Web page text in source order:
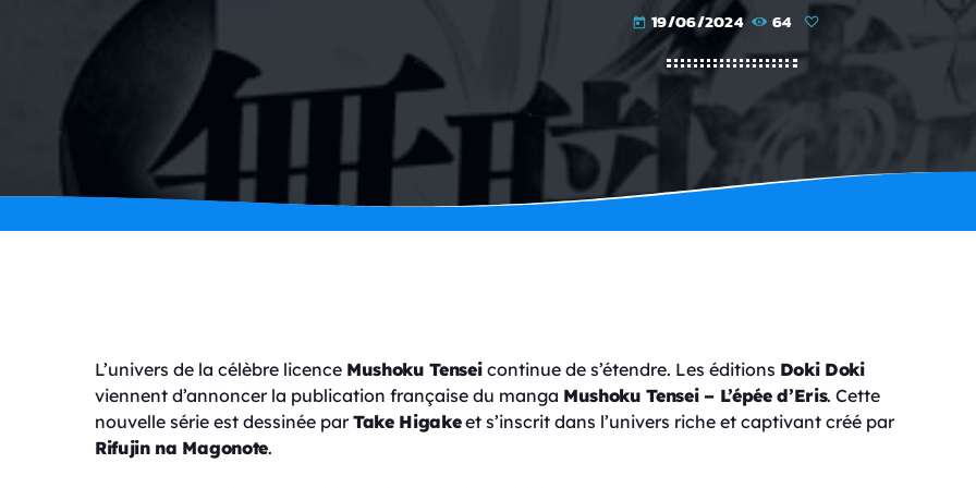
today 19/06/2024 64
L’univers de la célèbre licence Mushoku Tenseicontinue de s’étendre. Les éditions Doki Doki
viennent d’annoncer la publication française du manga Mushoku Tensei – L’épée d’Eris. Cette
nouvelle série est dessinée parTake Higakeet s’inscrit dans l’univers riche et captivant créé par
Rifujin na Magonote.